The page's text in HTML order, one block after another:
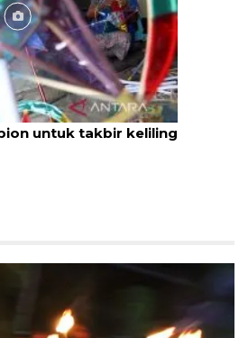
untuk takbir keliling